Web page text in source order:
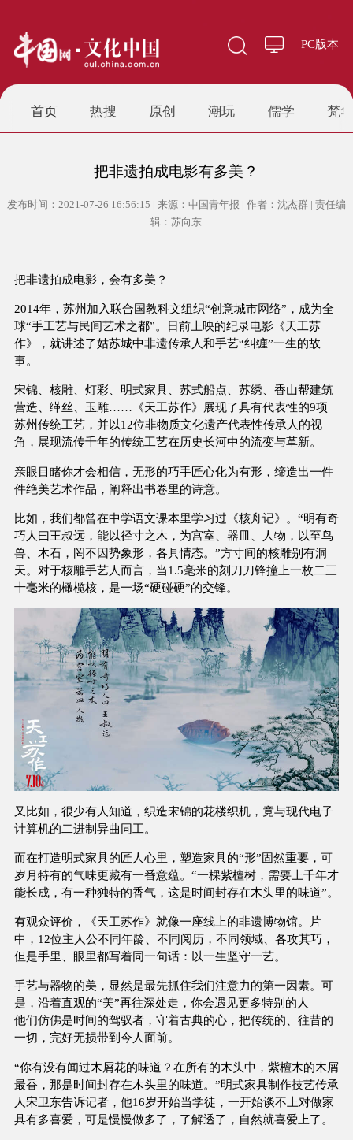
PC版本
首页 热搜 原创 潮玩 儒学 梵华
把非遗拍成电影有多美？
发布时间：2021-07-26 16:56:15 | 来源：中国青年报 | 作者：沈杰群 | 责任编
辑：苏向东
把非遗拍成电影，会有多美？
2014年，苏州加入联合国教科文组织“创意城市网络”，成为全
球“手工艺与民间艺术之都”。日前上映的纪录电影《天工苏
作》，就讲述了姑苏城中非遗传承人和手艺“纠缠”一生的故
事。
宋锦、核雕、灯彩、明式家具、苏式船点、苏绣、香山帮建筑
营造、缂丝、玉雕……《天工苏作》展现了具有代表性的9项
苏州传统工艺，并以12位非物质文化遗产代表性传承人的视
角，展现流传千年的传统工艺在历史长河中的流变与革新。
亲眼目睹你才会相信，无形的巧手匠心化为有形，缔造出一件
件绝美艺术作品，阐释出书卷里的诗意。
比如，我们都曾在中学语文课本里学习过《核舟记》。“明有奇
巧人曰王叔远，能以径寸之木，为宫室、器皿、人物，以至鸟
兽、木石，罔不因势象形，各具情态。”方寸间的核雕别有洞
天。对于核雕手艺人而言，当1.5毫米的刻刀刀锋撞上一枚二三
十毫米的橄榄核，是一场“硬碰硬”的交锋。
又比如，很少有人知道，织造宋锦的花楼织机，竟与现代电子
计算机的二进制异曲同工。
而在打造明式家具的匠人心里，塑造家具的“形”固然重要，可
岁月特有的气味更藏有一番意蕴。“一棵紫檀树，需要上千年才
能长成，有一种独特的香气，这是时间封存在木头里的味道”。
有观众评价，《天工苏作》就像一座线上的非遗博物馆。片
中，12位主人公不同年龄、不同阅历，不同领域、各攻其巧，
但是手里、眼里都写着同一句话：以一生坚守一艺。
手艺与器物的美，显然是最先抓住我们注意力的第一因素。可
是，沿着直观的“美”再往深处走，你会遇见更多特别的人——
他们仿佛是时间的驾驭者，守着古典的心，把传统的、往昔的
一切，完好无损带到今人面前。
“你有没有闻过木屑花的味道？在所有的木头中，紫檀木的木屑
最香，那是时间封存在木头里的味道。”明式家具制作技艺传承
人宋卫东告诉记者，他16岁开始当学徒，一开始谈不上对做家
具有多喜爱，可是慢慢做多了，了解透了，自然就喜爱上了。